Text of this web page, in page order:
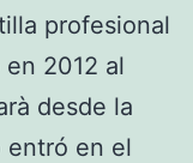
profesional
2012 al
desde la
entró en el